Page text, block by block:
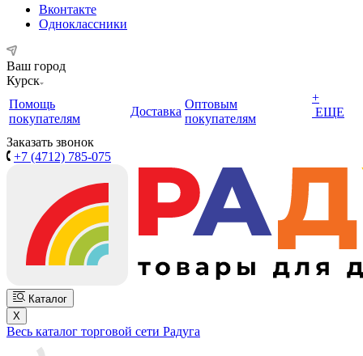
Вконтакте
Одноклассники
Ваш город
Курск
Помощь
покупателям
Доставка
Оптовым
покупателям
+
ЕЩЕ
Заказать звонок
+7 (4712) 785-075
Каталог
X
Весь каталог торговой сети Радуга